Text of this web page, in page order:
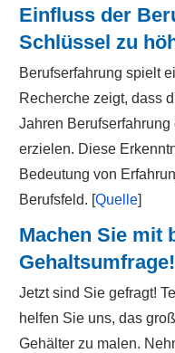
Einfluss der
Schlüssel zu
Berufserfahrung spielt
Recherche zeigt, dass
Jahren
erzielen. Diese
Bedeutung von
Berufsfeld. [Quelle]
Machen Sie mit
Gehaltsumfrage!
Jetzt sind Sie gefragt!
helfen Sie uns, das
Gehälter zu malen.